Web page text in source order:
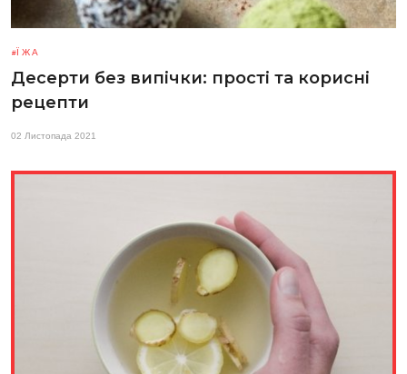
ЇЖА
Десерти без випічки: прості та корисні
рецепти
02 Листопада 2021